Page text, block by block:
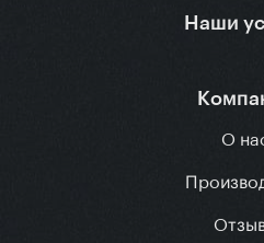
Наши
О